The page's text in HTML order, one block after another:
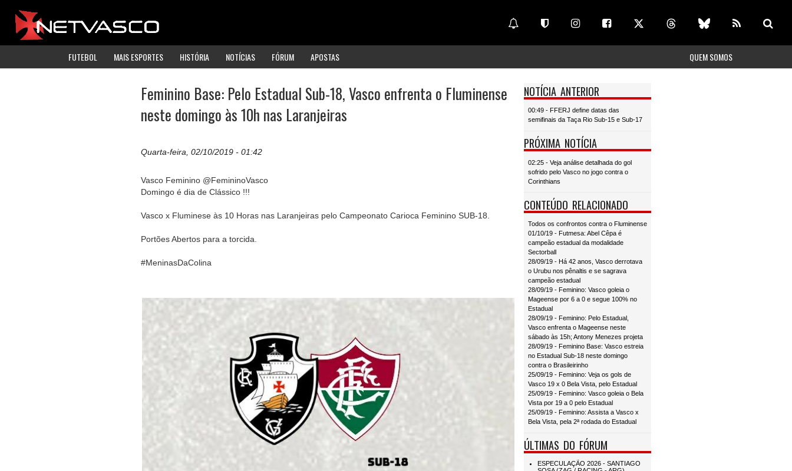
FUTEBOL MAIS ESPORTES HISTÓRIA NOTÍCIAS FÓRUM APOSTAS QUEM SOMOS
Feminino Base: Pelo Estadual Sub-18, Vasco enfrenta o Fluminense
neste domingo às 10h nas Laranjeiras
Quarta-feira, 02/10/2019 - 01:42
Vasco Feminino @FemininoVasco
Domingo é dia de Clássico !!!
Vasco x Fluminese às 10 Horas nas Laranjeiras pelo Campeonato Carioca Feminino SUB-18.
Portões Abertos para a torcida.
#MeninasDaColina
NOTÍCIA ANTERIOR
00:49 - FFERJ define datas das
semifinais da Taça Rio Sub-15 e Sub-17
PRÓXIMA NOTÍCIA
02:25 - Veja análise detalhada do gol
sofrido pelo Vasco no jogo contra o
Corinthians
CONTEÚDO RELACIONADO
Todos os confrontos contra o Fluminense
01/10/19 - Futmesa: Abel Cêpa é
campeão estadual da modalidade
Sectorball
28/09/19 - Há 42 anos, Vasco derrotava
o Urubu nos pênaltis e se sagrava
campeão estadual
28/09/19 - Feminino: Vasco goleia o
Mageense por 6 a 0 e segue 100% no
Estadual
28/09/19 - Feminino: Pelo Estadual,
Vasco enfrenta o Mageense neste
sábado às 15h; Antony Menezes projeta
28/09/19 - Feminino Base: Vasco estreia
no Estadual Sub-18 neste domingo
contra o Brasileirinho
25/09/19 - Feminino: Veja os gols de
Vasco 19 x 0 Bela Vista, pelo Estadual
25/09/19 - Feminino: Vasco goleia o Bela
Vista por 19 a 0 pelo Estadual
25/09/19 - Feminino: Assista a Vasco x
Bela Vista, pela 2ª rodada do Estadual
ÚLTIMAS DO FÓRUM